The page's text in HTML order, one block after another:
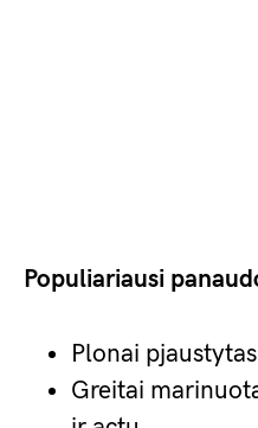
Populiariausi
Plonai
Greitai